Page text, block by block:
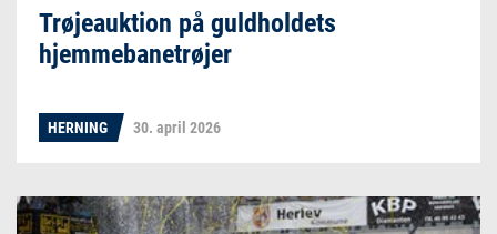
Trøjeauktion på guldholdets
hjemmebanetrøjer
HERNING 30. april 2026